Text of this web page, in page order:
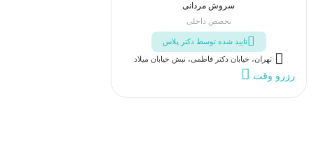
سروش مردانی
تخصص داخلی
تایید شده توسط دکتر پلاس
تهران، خیابان دکتر فاطمی، نبش خیابان میلاد
رزرو وقت